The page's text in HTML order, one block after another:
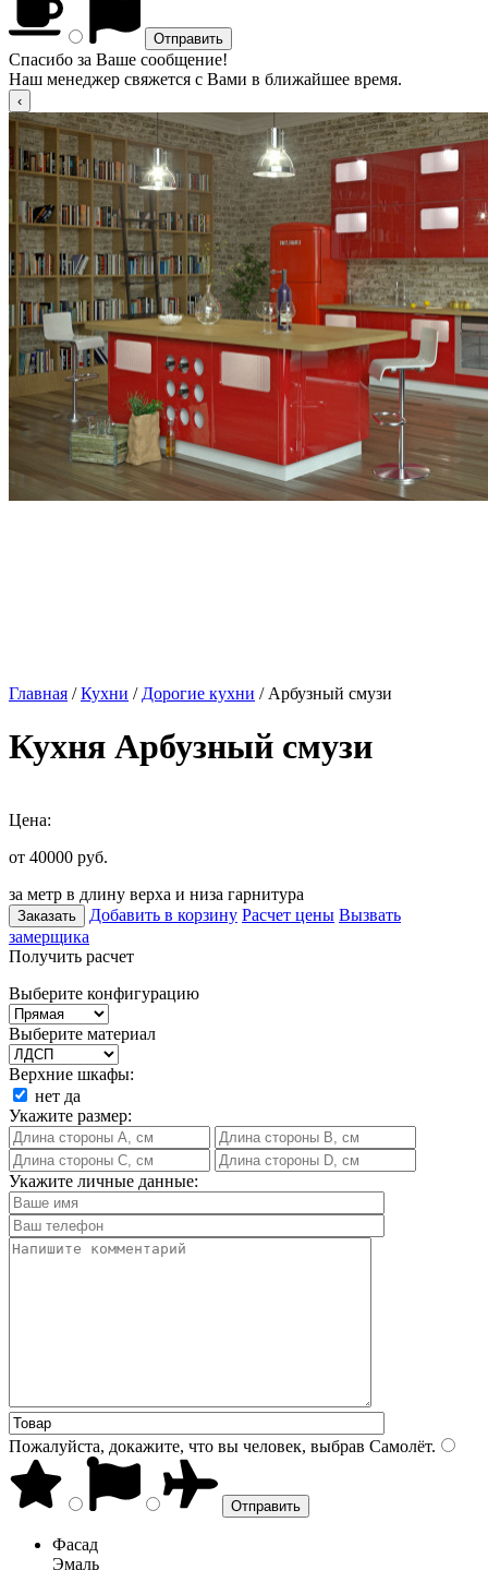
Спасибо за Ваше сообщение!
Наш менеджер свяжется с Вами в ближайшее время.
Главная /Кухни / Дорогие кухни / Арбузный смузи
Кухня Арбузный смузи
Цена:
от 40000 руб.
за метр в длину верха и низа гарнитура
Заказать Добавить в корзину Расчет цены Вызвать
замерщика
Получить расчет
Выберите конфигурацию
Выберите материал
Верхние шкафы:
нет да
Укажите размер:
Укажите личные данные:
Пожалуйста, докажите, что вы человек, выбрав Самолёт.
Фасад
Эмаль